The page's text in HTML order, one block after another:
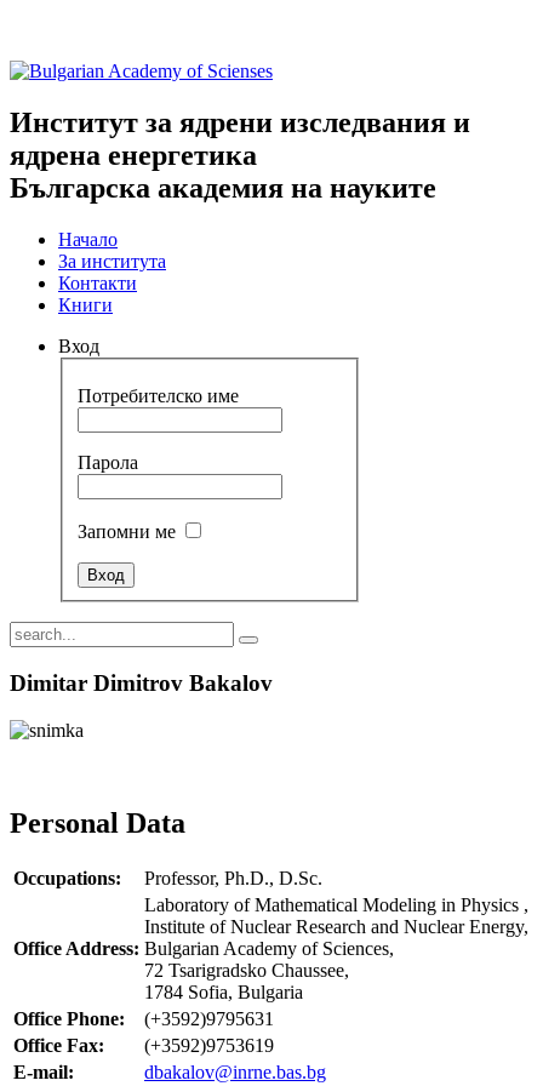
Институт за ядрени изследвания и
ядрена енергетика
Българска академия на науките
Начало
За института
Контакти
Книги
Вход
Потребителско име
Парола
Запомни ме
Dimitar Dimitrov Bakalov
Personal Data
Occupations: Professor, Ph.D., D.Sc.
Office Address:
Laboratory of Mathematical Modeling in Physics ,
Institute of Nuclear Research and Nuclear Energy,
Bulgarian Academy of Sciences,
72 Tsarigradsko Chaussee,
1784 Sofia, Bulgaria
Office Phone:
(+3592)9795631
Office Fax:
(+3592)9753619
E-mail:
dbakalov@inrne.bas.bg